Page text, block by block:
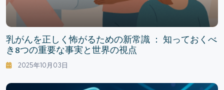
乳がんを正しく怖がるための新常識 ： 知っておくべ
き8つの重要な事実と世界の視点
2025年10月03日